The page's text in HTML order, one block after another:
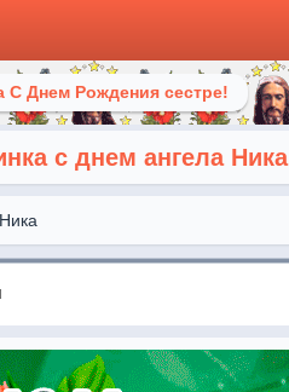
С Днем Рождения сестре!
с днем ангела Ника
Ника